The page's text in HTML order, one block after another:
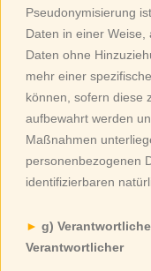
Pseudonymisierung
Daten in einer
Daten ohne
mehr einer
können, sofern diese
aufbewahrt werden
Maßnahmen
personenbezogenen
identifizierbaren
g)
Verantwortlicher